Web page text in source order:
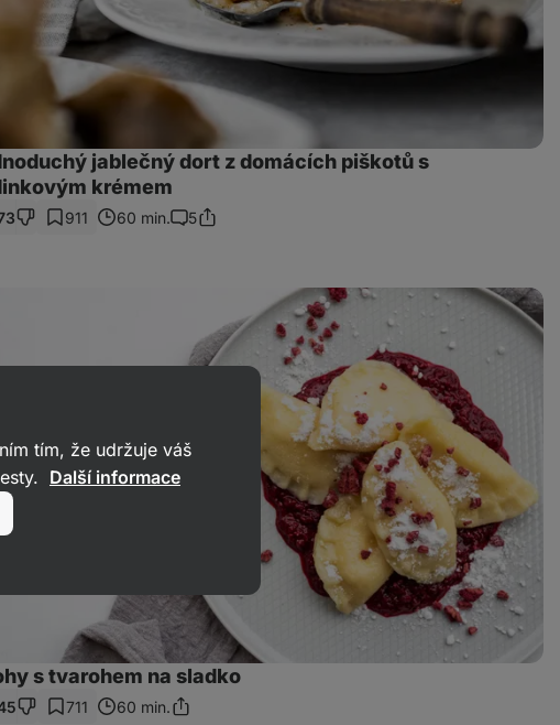
jablečný dort z domácích piškotů s
krémem
911 60 min.
Komentáře
5Sdílet
s tvarohem na sladko
711 60 min.Sdílet
tím, že udržuje váš
Další informace